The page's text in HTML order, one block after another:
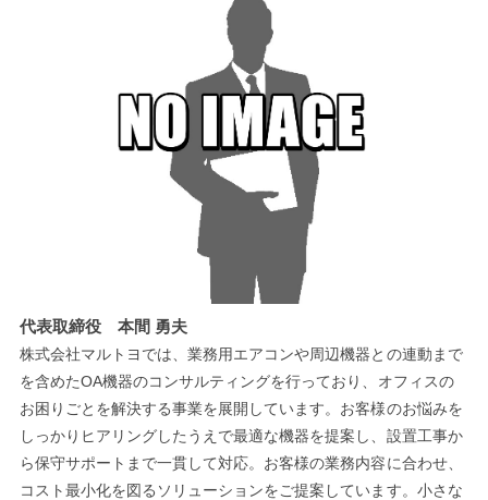
代表取締役 本間 勇夫
株式会社マルトヨでは、業務用エアコンや周辺機器との連動まで
を含めたOA機器のコンサルティングを行っており、オフィスの
お困りごとを解決する事業を展開しています。お客様のお悩みを
しっかりヒアリングしたうえで最適な機器を提案し、設置工事か
ら保守サポートまで一貫して対応。お客様の業務内容に合わせ、
コスト最小化を図るソリューションをご提案しています。小さな